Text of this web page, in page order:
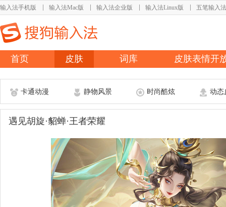
输入法手机版 输入法Mac版 输入法企业版 输入法Linux版 五笔输入法
首页 皮肤 词库 皮肤表情开
卡通动漫 静物风景 时尚酷炫 动态
遇见胡旋·貂蝉·王者荣耀